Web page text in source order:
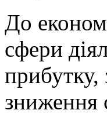
До
сфери
прибутку,
зниження